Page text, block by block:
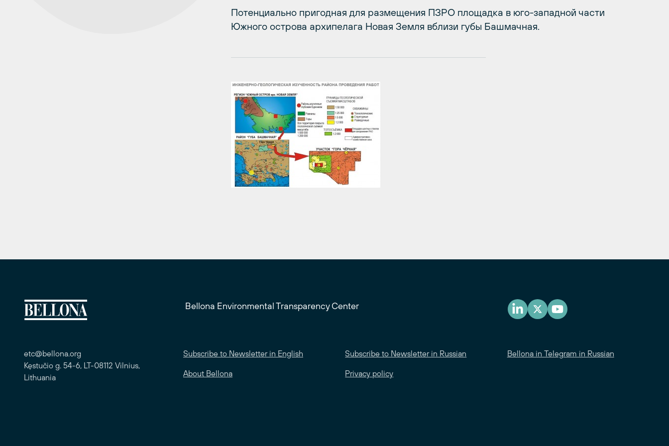
Потенциально пригодная для размещения ПЗРО площадка в юго-западной части
Южного острова архипелага Новая Земля вблизи губы Башмачная.
Bellona Environmental Transparency Center
etc@bellona.org
Kęstučio g. 54-6, LT-08112 Vilnius,
Lithuania
Subscribe to Newsletter in English Subscribe to Newsletter in Russian Bellona in Telegram in Russian
About Bellona Privacy policy